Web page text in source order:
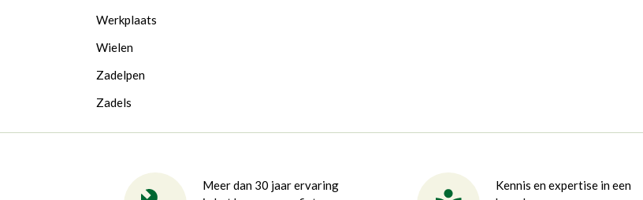
Werkplaats
Wielen
Zadelpen
Zadels
Meer dan 30 jaar ervaring
Kennis en expertise in een